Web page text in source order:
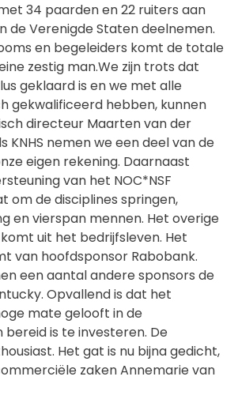
34 paarden en 22 ruiters aan
de Verenigde Staten deelnemen.
en begeleiders komt de totale
zestig man.We zijn trots dat
geklaard is en we met alle
gekwalificeerd hebben, kunnen
directeur Maarten van der
KNHS nemen we een deel van de
eigen rekening. Daarnaast
van het NOC*NSF
om de disciplines springen,
en vierspan mennen. Het overige
uit het bedrijfsleven. Het
van hoofdsponsor Rabobank.
een aantal andere sponsors de
Opvallend is dat het
mate gelooft in de
is te investeren. De
Het gat is nu bijna gedicht,
zaken Annemarie van